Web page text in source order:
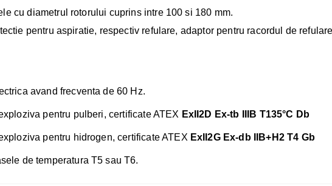
cu diametrul rotorului cuprins intre 100 si 180 mm.
pentru aspiratie, respectiv refulare, adaptor pentru racordul de
avand frecventa de 60 Hz.
pentru pulberi, certificate ATEX ExII2D Ex-tb IIIB T135°C Db
pentru hidrogen, certificate ATEX ExII2G Ex-db IIB+H2 T4 Gb
de temperatura T5 sau T6.